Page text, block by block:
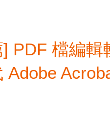
PDF 檔編
Adobe